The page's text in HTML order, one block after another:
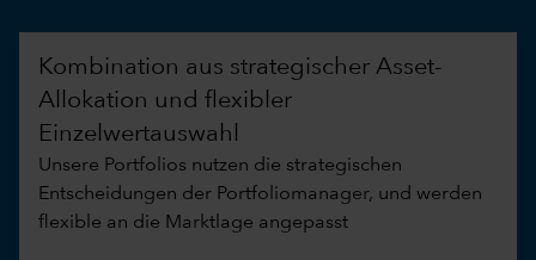
Kombination aus strategischer Asset-
Allokation und flexibler
Einzelwertauswahl
Unsere Portfolios nutzen die strategischen
Entscheidungen der Portfoliomanager, und werden
flexible an die Marktlage angepasst